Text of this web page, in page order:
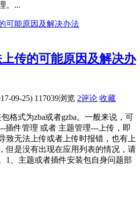
。...
传的可能原因及解决办
09-25) 117039浏览 2评论 收藏
格式为zba或者gzba。一般来说，可
插件管理 或者 主题管理---上传，即
致无法上传或者上传时报错，也有上
但是没有出现在应用列表的情况，请
1、主题或者插件安装包自身问题部